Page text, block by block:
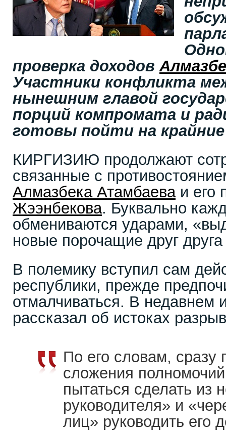
проверка доходов
Участники конфликта
нынешним главой
порций компромата и
готовы пойти на
КИРГИЗИЮ продолжают
связанные с
Алмазбека Атамбаеваи его
Жээнбекова. Буквально
обмениваются ударами,
новые порочащие друг
В полемику вступил сам
республики, прежде
отмалчиваться. В недавнем
рассказал об истоках
По его словам, сразу
сложения
пытаться сделать из
руководителя» и
лиц» руководить его